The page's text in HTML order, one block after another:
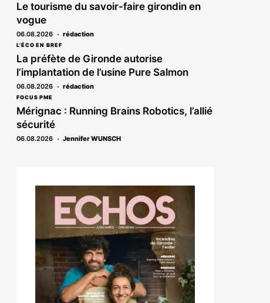
Le tourisme du savoir-faire girondin en
vogue
06.08.2026 rédaction
L'ÉCO EN BREF
La préfète de Gironde autorise
l’implantation de l’usine Pure Salmon
06.08.2026 rédaction
FOCUS PME
Mérignac : Running Brains Robotics, l’allié
sécurité
06.08.2026 Jennifer WUNSCH
Notre
dernier
magazine